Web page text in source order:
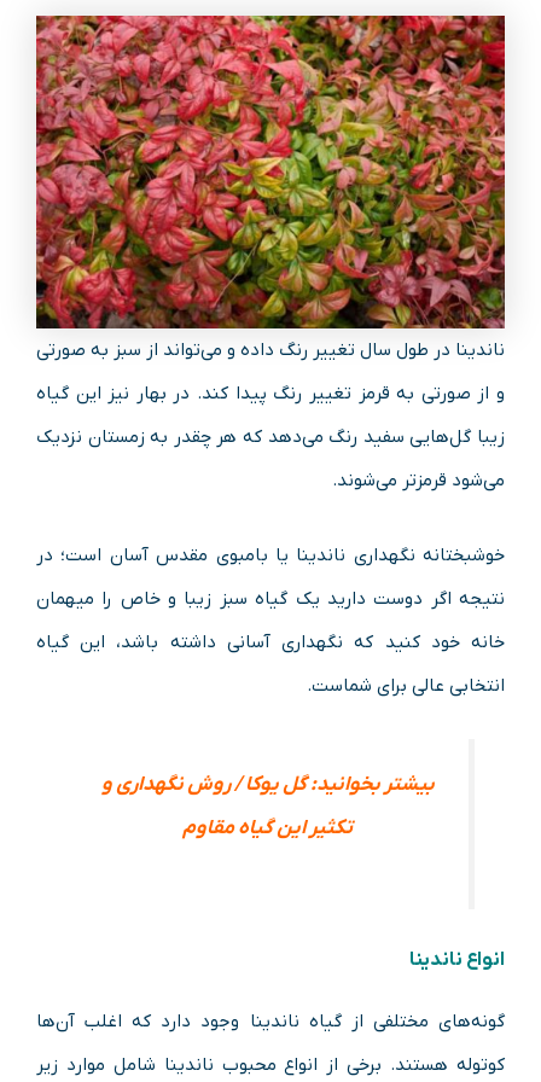
ناندینا در طول سال تغییر رنگ داده و می‌تواند از سبز به صورتی
و از صورتی به قرمز تغییر رنگ پیدا کند. در بهار نیز این گیاه
زیبا گل‌هایی سفید رنگ می‌دهد که هر چقدر به زمستان نزدیک
می‌شود قرمزتر می‌شوند.
خوشبختانه نگهداری ناندینا یا بامبوی مقدس آسان است؛ در
نتیجه اگر دوست دارید یک گیاه سبز زیبا و خاص را میهمان
خانه خود کنید که نگهداری آسانی داشته باشد، این گیاه
انتخابی عالی برای شماست.
بیشتر بخوانید: گل یوکا / روش نگهداری و
تکثیر این گیاه مقاوم
انواع ناندینا
گونه‌های مختلفی از گیاه ناندینا وجود دارد که اغلب آن‌ها
کوتوله هستند. برخی از انواع محبوب ناندینا شامل موارد زیر